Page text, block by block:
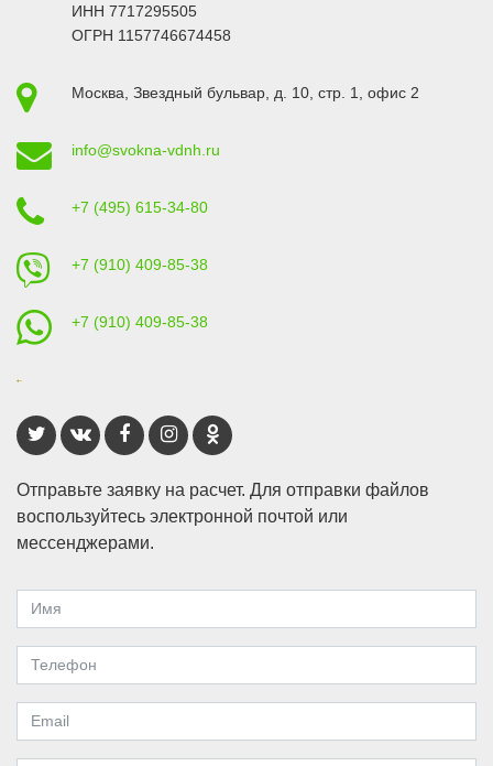
ИНН 7717295505
ОГРН 1157746674458
Москва Звездный бульвар, д. 10, стр. 1 , офис 2
info@svokna-vdnh.ru
+7 (495) 615-34-80
+7 (910) 409-85-38
+7 (910) 409-85-38
Отправьте заявку на расчет. Для отправки файлов
воспользуйтесь электронной почтой или
мессенджерами.